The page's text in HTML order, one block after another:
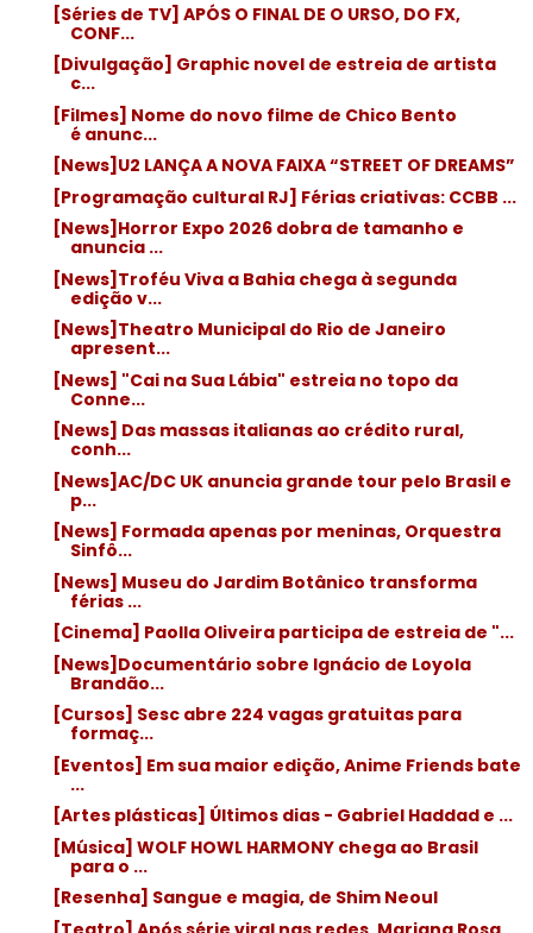
[Séries de TV] APÓS O FINAL DE O URSO, DO FX,
CONF...
[Divulgação] Graphic novel de estreia de artista
c...
[Filmes] Nome do novo filme de Chico Bento
é anunc...
[News]U2 LANÇA A NOVA FAIXA “STREET OF DREAMS”
[Programação cultural RJ] Férias criativas: CCBB ...
[News]Horror Expo 2026 dobra de tamanho e
anuncia ...
[News]Troféu Viva a Bahia chega à segunda
edição v...
[News]Theatro Municipal do Rio de Janeiro
apresent...
[News] "Cai na Sua Lábia" estreia no topo da
Conne...
[News] Das massas italianas ao crédito rural,
conh...
[News]AC/DC UK anuncia grande tour pelo Brasil e
p...
[News] Formada apenas por meninas, Orquestra
Sinfô...
[News] Museu do Jardim Botânico transforma
férias ...
[Cinema] Paolla Oliveira participa de estreia de "...
[News]Documentário sobre Ignácio de Loyola
Brandão...
[Cursos] Sesc abre 224 vagas gratuitas para
formaç...
[Eventos] Em sua maior edição, Anime Friends bate
...
[Artes plásticas] Últimos dias - Gabriel Haddad e ...
[Música] WOLF HOWL HARMONY chega ao Brasil
para o ...
[Resenha] Sangue e magia, de Shim Neoul